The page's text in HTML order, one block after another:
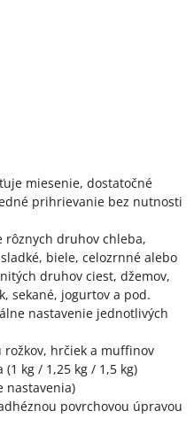
miesenie, dostatočné
prihrievanie bez nutnosti
rôznych druhov chleba,
biele, celozrnné alebo
druhov ciest, džemov,
sekané, jogurtov a pod.
nastavenie jednotlivých
hrčiek a muffinov
kg / 1,25 kg / 1,5 kg)
nastavenia)
povrchovou úpravou